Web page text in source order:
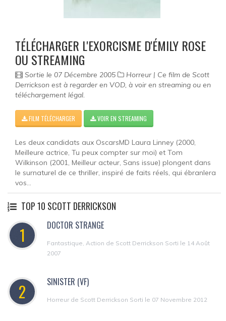
TÉLÉCHARGER L'EXORCISME D'ÉMILY ROSE
OU STREAMING
Sortie le 07 Décembre 2005
Horreur | Ce film de Scott
Derrickson est à regarder en VOD, à voir en streaming ou en
téléchargement légal.
FILM TÉLÉCHARGER VOIR EN STREAMING
Les deux candidats aux OscarsMD Laura Linney (2000,
Meilleure actrice, Tu peux compter sur moi) et Tom
Wilkinson (2001, Meilleur acteur, Sans issue) plongent dans
le surnaturel de ce thriller, inspiré de faits réels, qui ébranlera
vos...
TOP 10 SCOTT DERRICKSON
1 DOCTOR STRANGE
Fantastique, Action de Scott Derrickson Sorti le 14 Août
2007
2 SINISTER (VF)
Horreur de Scott Derrickson Sorti le 07 Novembre 2012